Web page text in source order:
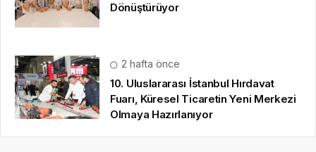
Dönüştürüyor
2 hafta önce
10. Uluslararası İstanbul Hırdavat
Fuarı, Küresel Ticaretin Yeni Merkezi
Olmaya Hazırlanıyor